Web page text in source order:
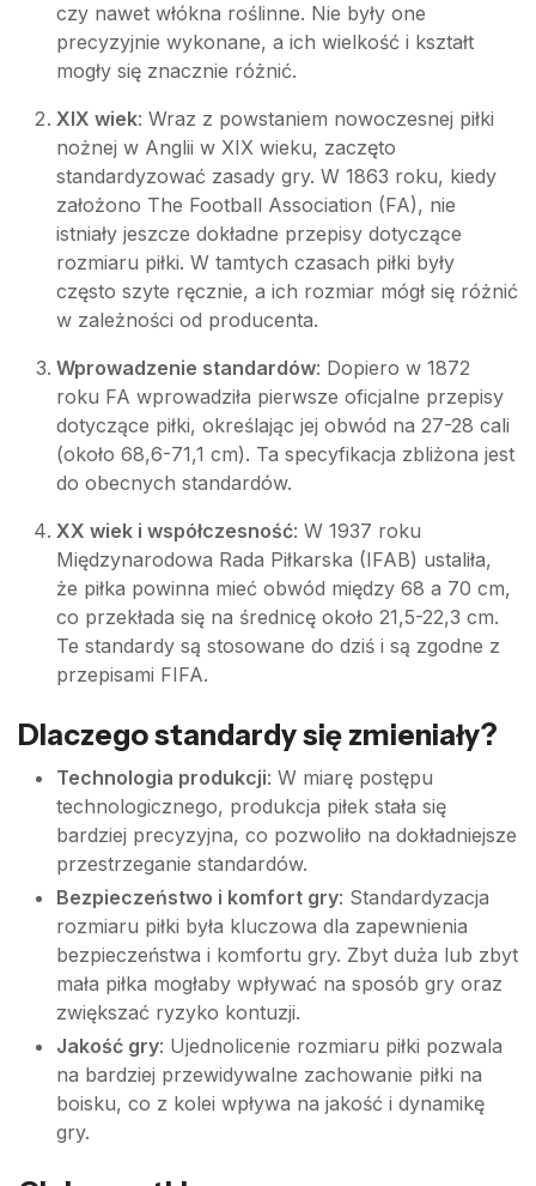
czy nawet włókna roślinne. Nie były one
precyzyjnie wykonane, a ich wielkość i kształt
mogły się znacznie różnić.
XIX wiek: Wraz z powstaniem nowoczesnej piłki
nożnej w Anglii w XIX wieku, zaczęto
standardyzować zasady gry. W 1863 roku, kiedy
założono The Football Association (FA), nie
istniały jeszcze dokładne przepisy dotyczące
rozmiaru piłki. W tamtych czasach piłki były
często szyte ręcznie, a ich rozmiar mógł się różnić
w zależności od producenta.
Wprowadzenie standardów: Dopiero w 1872
roku FA wprowadziła pierwsze oficjalne przepisy
dotyczące piłki, określając jej obwód na 27-28 cali
(około 68,6-71,1 cm). Ta specyfikacja zbliżona jest
do obecnych standardów.
XX wiek i współczesność: W 1937 roku
Międzynarodowa Rada Piłkarska (IFAB) ustaliła,
że piłka powinna mieć obwód między 68 a 70 cm,
co przekłada się na średnicę około 21,5-22,3 cm.
Te standardy są stosowane do dziś i są zgodne z
przepisami FIFA.
Dlaczego standardy się zmieniały?
Technologia produkcji: W miarę postępu
technologicznego, produkcja piłek stała się
bardziej precyzyjna, co pozwoliło na dokładniejsze
przestrzeganie standardów.
Bezpieczeństwo i komfort gry: Standardyzacja
rozmiaru piłki była kluczowa dla zapewnienia
bezpieczeństwa i komfortu gry. Zbyt duża lub zbyt
mała piłka mogłaby wpływać na sposób gry oraz
zwiększać ryzyko kontuzji.
Jakość gry: Ujednolicenie rozmiaru piłki pozwala
na bardziej przewidywalne zachowanie piłki na
boisku, co z kolei wpływa na jakość i dynamikę
gry.